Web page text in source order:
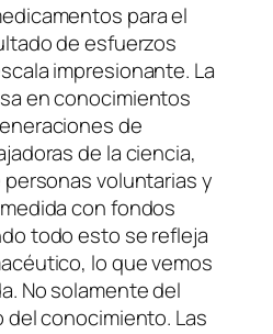
para el
de esfuerzos
impresionante. La
en conocimientos
de
de la ciencia,
voluntarias y
con fondos
todo esto se refleja
lo que vemos
No solamente del
conocimiento. Las